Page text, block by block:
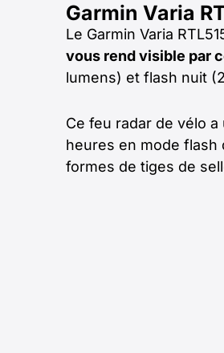
Garmin Varia
Le Garmin Varia
vous rend visible par
lumens) et flash nuit
Ce feu radar de vélo
heures en mode flash
formes de tiges de